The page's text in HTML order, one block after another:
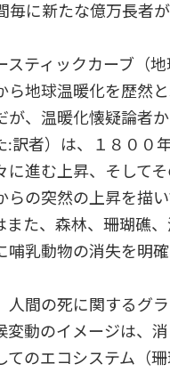
毎に新たな億万長者
ティックカーブ（地
ら地球温暖化を歴然
が、温暖化懐疑論者
:訳者）は、１８００
に進む上昇、そして
らの突然の上昇を描
また、森林、珊瑚礁
哺乳動物の消失を明
間の死に関するグ
動のイメージは、消
てのエコシステム（